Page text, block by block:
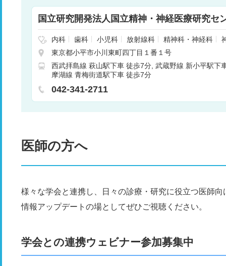
国立研究開発法人国立精神・神経医療研究セ
内科 歯科 小児科 放射線科 精神科・神経科
神経外科
リハビリテーション 麻酔科
器科
循環器科
東京都小平市小川東町四丁目１番１号
西武拝島線 萩山駅下車 徒歩7分 武蔵野線 新小平駅下
摩湖線 青梅街道駅下車 徒歩7分
042-341-2711
医師の方へ
様々な学会と連携し、日々の診療・研究に役立つ医師
情報アップデートの場としてぜひご視聴ください。
学会との連携ウェビナー参加募集中